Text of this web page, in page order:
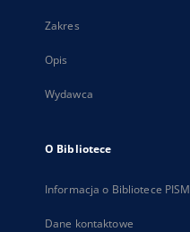
Zakres
Opis
Wydawca
O Bibliotece
Informacja o Bibliotece PISM
Dane kontaktowe